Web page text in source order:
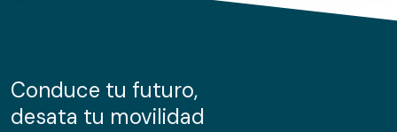
información sobre el uso que haga del sitio web con
nuestros partners de redes sociales, publicidad y análisis
Conduce tu futuro,
desata tu movilidad